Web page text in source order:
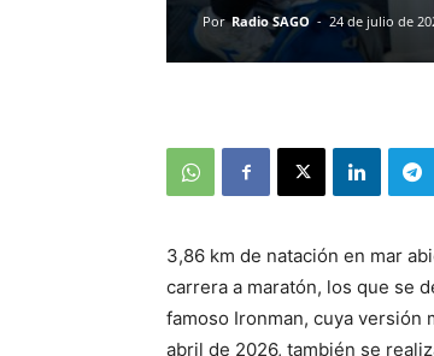
Por Radio SAGO - 24 de julio de
3,86 km de natación en mar
carrera a maratón, los que se
famoso Ironman, cuya versión
abril de 2026, también se